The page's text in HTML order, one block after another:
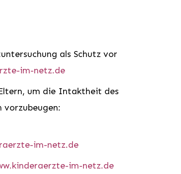
als Schutz vor
im-netz.de
um die Intaktheit des
vorzubeugen:
im-netz.de
im-netz.de